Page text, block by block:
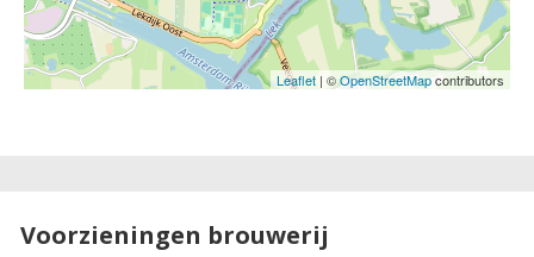
Leaflet | ©OpenStreetMapcontributors
Voorzieningen brouwerij